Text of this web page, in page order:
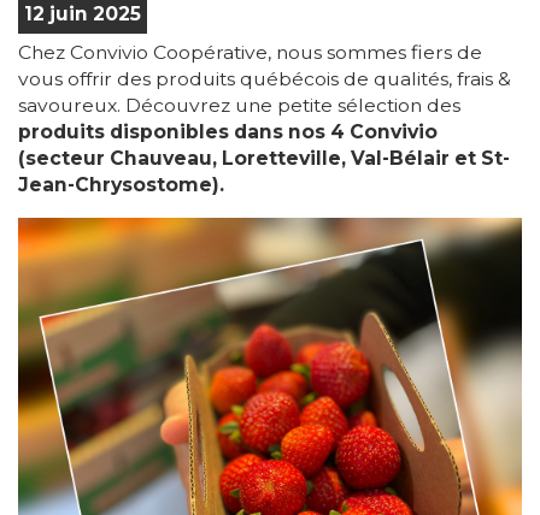
12 juin 2025
Chez Convivio Coopérative, nous sommes fiers de
vous offrir des produits québécois de qualités, frais &
savoureux. Découvrez une petite sélection des
produits disponibles dans nos 4 Convivio
(secteur Chauveau, Loretteville, Val-Bélair et St-
Jean-Chrysostome).